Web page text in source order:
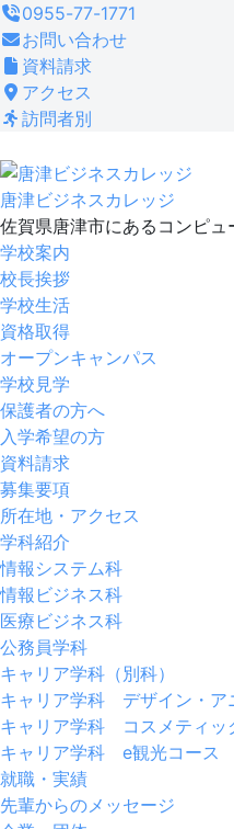
コ
ン
テ
ン
ツ
ス
キ
ッ
プ
0955-77-1771
お問い合わせ
資料請求
アクセス
訪問者別
唐津ビジネスカレッジ
佐賀県唐津市にあるコンピュ
学校案内
校長挨拶
学校生活
資格取得
オープンキャンパス
学校見学
保護者の方へ
入学希望の方
資料請求
募集要項
所在地・アクセス
学科紹介
情報システム科
情報ビジネス科
医療ビジネス科
公務員学科
キャリア学科（別科）
キャリア学科 デザイン・ア
キャリア学科 コスメティッ
キャリア学科 e観光コース
就職・実績
先輩からのメッセージ